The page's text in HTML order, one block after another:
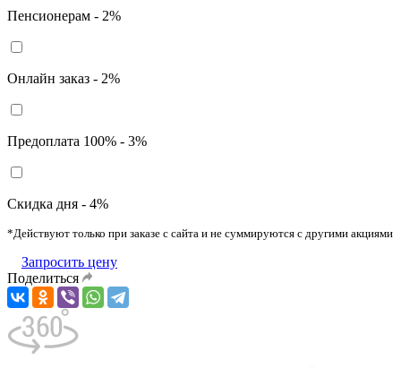
Пенсионерам - 2%
Онлайн заказ - 2%
Предоплата 100% - 3%
Скидка дня - 4%
*Действуют только при заказе с сайта и не суммируются с другими акциями
Запросить цену
Поделиться